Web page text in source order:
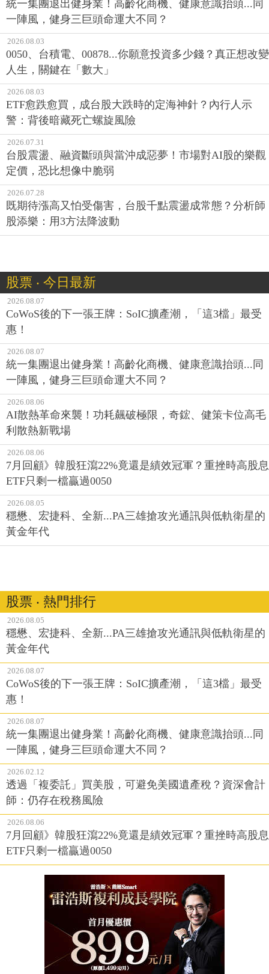
統一集團退出健身業！高齡化商機、健康意識抬頭...同
一陣風，健身三巨頭命運大不同？
2026.08.03
0050、台積電、00878...你願意投資多少錢？真正想改變
人生，關鍵在「數大」
2026.08.03
ETF愈跌愈買，成台股大跌時的定海神針？內行人示
警：背後暗藏死亡螺旋風險
2026.07.31
台股震盪、融資斷頭與當沖成惡夢！市場對AI股的樂觀
定價，恐比想像中脆弱
2026.07.28
既期待漲高又怕受傷害，台股千點震盪成常態？分析師
股添樂：用3方法降波動
股票 ‧ 今日最新
2026.08.07
CoWoS後的下一張王牌：SoIC擴產潮，「這3檔」最受
惠！
2026.08.07
統一集團退出健身業！高齡化商機、健康意識抬頭...同
一陣風，健身三巨頭命運大不同？
2026.08.06
AI散熱革命來襲！功耗飆破極限，奇鋐、健策卡位高毛
利散熱新戰場
2026.08.06
7月回顧》韓股狂瀉22%竟還是績效冠軍？重挫時高股息
ETF只剩一檔贏過0050
2026.08.05
穩懋、宏捷科、全新...PA三雄搶攻光通訊與低軌衛星的
黃金年代
股票 ‧ 熱門排行
2026.08.05
穩懋、宏捷科、全新...PA三雄搶攻光通訊與低軌衛星的
黃金年代
2026.08.07
CoWoS後的下一張王牌：SoIC擴產潮，「這3檔」最受
惠！
2026.08.07
統一集團退出健身業！高齡化商機、健康意識抬頭...同
一陣風，健身三巨頭命運大不同？
2026.02.12
透過「複委託」買美股，可避免美國遺產稅？資深會計
師：仍存在稅務風險
2026.08.06
7月回顧》韓股狂瀉22%竟還是績效冠軍？重挫時高股息
ETF只剩一檔贏過0050